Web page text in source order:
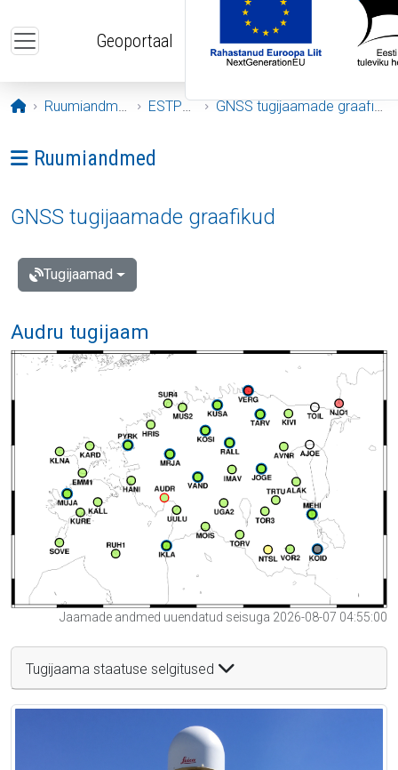
Geoportaal
Avaleht
Ruumiandmed ESTPOS GNSS tugijaamade graafikud
Ava menüü: Ruumiandmed
Ruumiandmed
GNSS tugijaamade graafikud
Tugijaamad
Audru tugijaam
Jaamade andmed uuendatud seisuga 2026-08-07 04:55:00
Tugijaama staatuse selgitused